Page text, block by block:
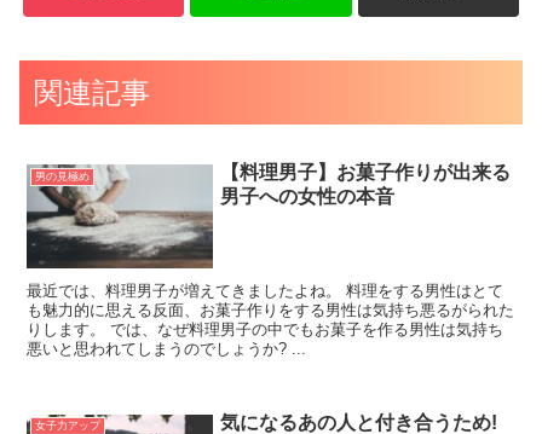
関連記事
男の見極め
【料理男子】お菓子作りが出来る
男子への女性の本音
最近では、料理男子が増えてきましたよね。 料理をする男性はとて
も魅力的に思える反面、お菓子作りをする男性は気持ち悪るがられた
りします。 では、なぜ料理男子の中でもお菓子を作る男性は気持ち
悪いと思われてしまうのでしょうか? ...
女子力アップ
気になるあの人と付き合うため!